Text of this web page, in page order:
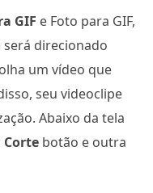
GIF e Foto para GIF,
será direcionado
um vídeo que
seu videoclipe
Abaixo da tela
Corte botão e outra